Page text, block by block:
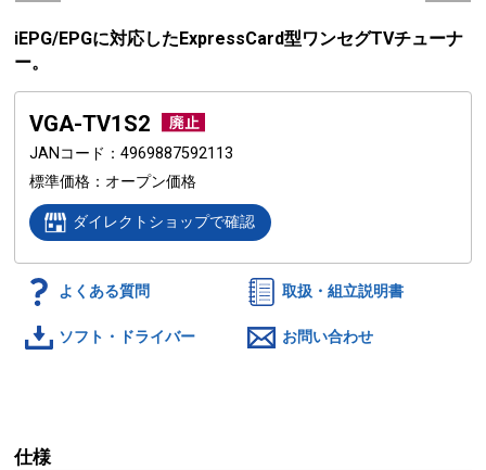
iEPG/EPGに対応したExpressCard型ワンセグTVチューナ
ー。
VGA-TV1S2
JANコード
4969887592113
標準価格
オープン価格
ダイレクトショップで確認
よくある質問 取扱・組立説明書
ソフト・ドライバー お問い合わせ
仕様